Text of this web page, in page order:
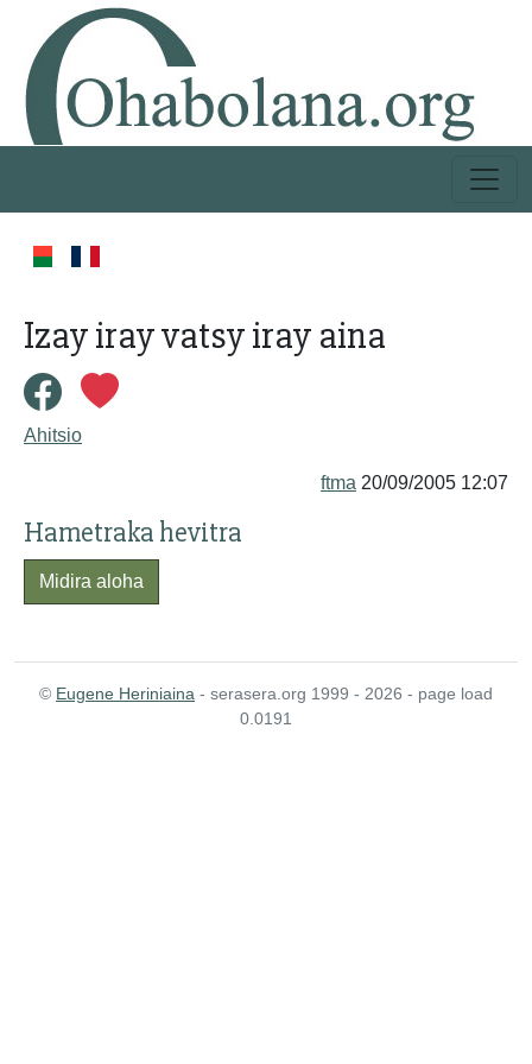
Izay iray vatsy iray aina
Ahitsio
ftma 20/09/2005 12:07
Hametraka hevitra
Midira aloha
© Eugene Heriniaina - serasera.org 1999 - 2026 - page load
0.0191